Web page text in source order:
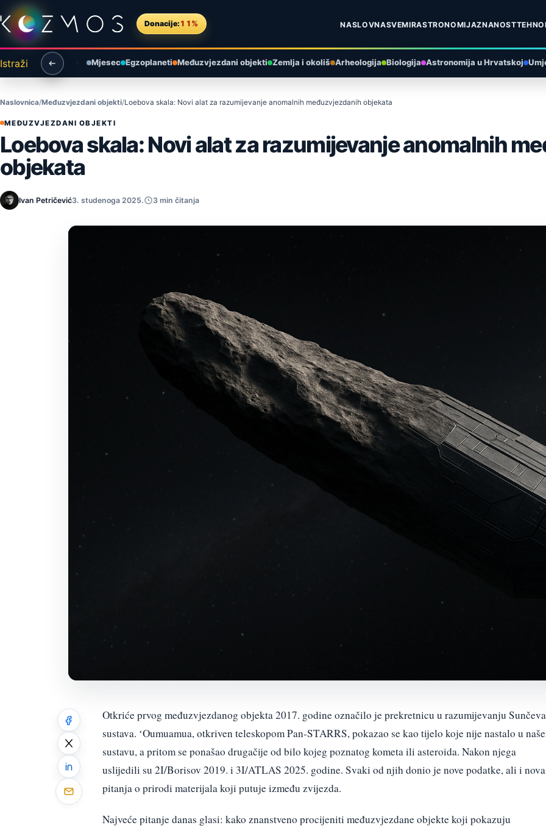
Preskoči na sadržaj
Donacije: 11% NASLOVNASVEMIRASTRONOMIJAZNANOST
Istraži Mjesec Egzoplaneti Međuzvjezdani objekti Zemlja i okoliš Arheologija Biologija Astronomija u Hrvatskoj
Naslovnica Međuzvjezdani objekti Loebova skala: Novi alat za razumijevanje anomalnih međuzvjezdanih objekata
MEĐUZVJEZDANI OBJEKTI
Loebova skala: Novi alat za razumijevanje anomalnih
objekata
Ivan Petričević3. studenoga 2025. 3 min čitanja
Otkriće prvog međuzvjezdanog objekta 2017. godine označilo je prekretnicu u razumijevanju Sunčeva
sustava. ʻOumuamua, otkriven teleskopom Pan-STARRS, pokazao se kao tijelo koje nije nastalo u
sustavu, a pritom se ponašao drugačije od bilo kojeg poznatog kometa ili asteroida. Nakon njega
uslijedili su 2I/Borisov 2019. i 3I/ATLAS 2025. godine. Svaki od njih donio je nove podatke, ali i nova
pitanja o prirodi materijala koji putuje između zvijezda.
Najveće pitanje danas glasi: kako znanstveno procijeniti međuzvjezdane objekte koji pokazuju